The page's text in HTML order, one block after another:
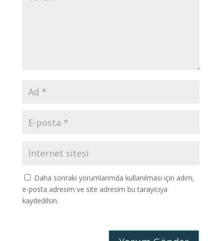
Daha sonraki yorumlarımda kullanılması için adım,
e-posta adresim ve site adresim bu tarayıcıya
kaydedilsin.